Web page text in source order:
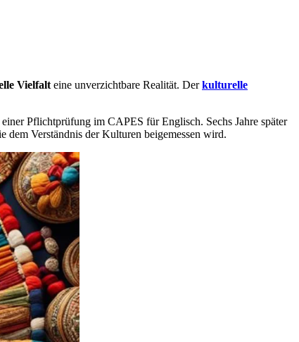
Vielfalt eine unverzichtbare Realität. Derkulturelle
Pflichtprüfung im CAPES für Englisch. Sechs Jahre später
dem Verständnis der Kulturen beigemessen wird.